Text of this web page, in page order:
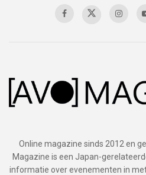
Online magazine sinds 2012 en
Magazine is een Japan-
informatie over evenementen in